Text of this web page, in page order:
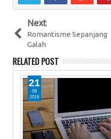
Next
Romantisme Sepanjang
Galah
RELATED POST
21
08
2016